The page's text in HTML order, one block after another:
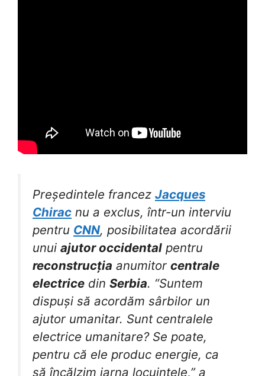
Președintele francez Jacques
Chirac nu a exclus, într-un interviu
pentru CNN, posibilitatea acordării
unui ajutor occidental pentru
reconstrucția anumitor centrale
electrice din Serbia. “Suntem
dispuși să acordăm sârbilor un
ajutor umanitar. Sunt centralele
electrice umanitare? Se poate,
pentru că ele produc energie, ca
să încălzim iarna locuințele,” a